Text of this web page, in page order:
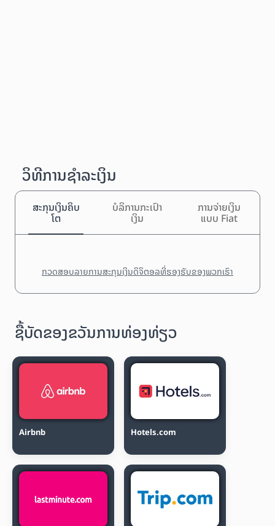
ວິທີການຊຳລະເງິນ
ສະກຸນເງິນຄິບ
ໂຕ
ບໍລິການກະເປົາ
ເງິນ
ການຈ່າຍເງິນ
ແບບ Fiat
ກວດສອບລາຍການສະກຸນເງິນດິຈິຕອລທີ່ຮອງຮັບຂອງພວກເຮົາ
ຊື້ບັດຂອງຂວັນການທ່ອງທ່ຽວ
Airbnb Hotels.com